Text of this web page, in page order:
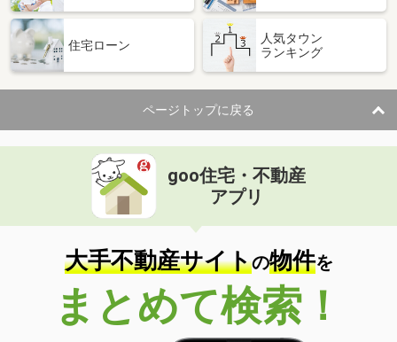
住宅ローン
人気タウン
ランキング
ページトップに戻る
goo住宅・不動産
アプリ
大手不動産サイトの物件を
まとめて検索！